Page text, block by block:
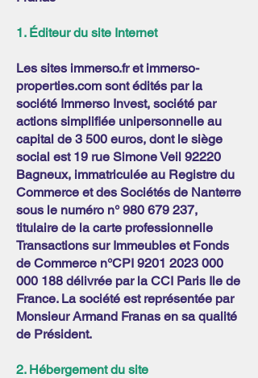
1. Éditeur du site Internet
Les sites immerso.fr et immerso-
properties.com sont édités par la
société Immerso Invest, société par
actions simplifiée unipersonnelle au
capital de 3 500 euros, dont le siège
social est 19 rue Simone Veil 92220
Bagneux, immatriculée au Registre du
Commerce et des Sociétés de Nanterre
sous le numéro n°980 679 237,
titulaire de la carte professionnelle
Transactions sur Immeubles et Fonds
de Commerce n°CPI 9201 2023 000
000 188 délivrée par la CCI Paris Ile de
France. La société est représentée par
Monsieur Armand Franas en sa qualité
de Président.
2. Hébergement du site